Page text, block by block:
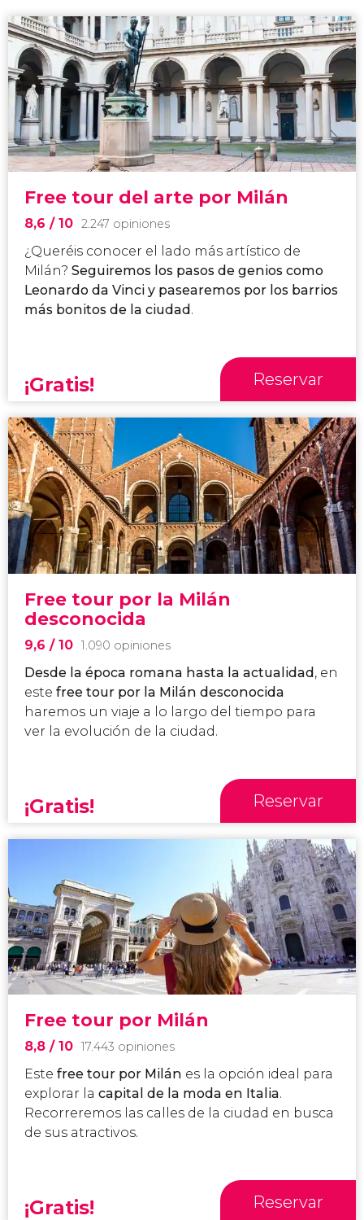
Free tour del arte por Milán
8,6 / 10 2.247 opiniones
¿Queréis conocer el lado más artístico de
Milán? Seguiremos los pasos de genios como
Leonardo da Vinci y pasearemos por los barrios
más bonitos de la ciudad.
¡Gratis! Reservar
Free tour por la Milán
desconocida
9,6 / 10 1.090 opiniones
Desde la época romana hasta la actualidad, en
este free tour por la Milán desconocida
haremos un viaje a lo largo del tiempo para
ver la evolución de la ciudad.
¡Gratis! Reservar
Free tour por Milán
8,8 / 10 17.443 opiniones
Este free tour por Milán es la opción ideal para
explorar la capital de la moda en Italia.
Recorreremos las calles de la ciudad en busca
de sus atractivos.
¡Gratis! Reservar